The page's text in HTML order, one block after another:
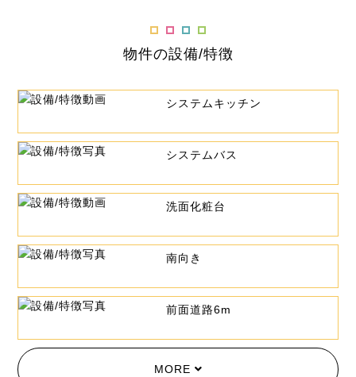
物件の設備/特徴
システムキッチン
システムバス
洗面化粧台
南向き
前面道路6m
MORE